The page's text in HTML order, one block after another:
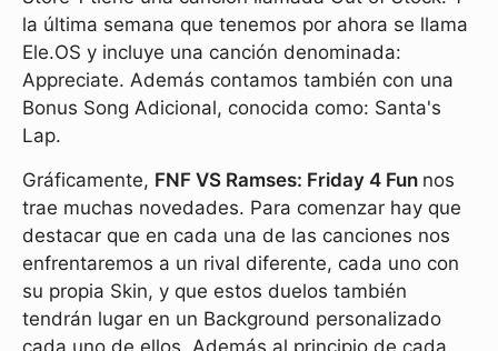
la última semana que tenemos por ahora se llama
Ele.OS y incluye una canción denominada:
Appreciate. Además contamos también con una
Bonus Song Adicional, conocida como: Santa's
Lap.
Gráficamente, FNF VS Ramses: Friday 4 Fun nos
trae muchas novedades. Para comenzar hay que
destacar que en cada una de las canciones nos
enfrentaremos a un rival diferente, cada uno con
su propia Skin, y que estos duelos también
tendrán lugar en un Background personalizado
cada uno de ellos. Además al principio de cada